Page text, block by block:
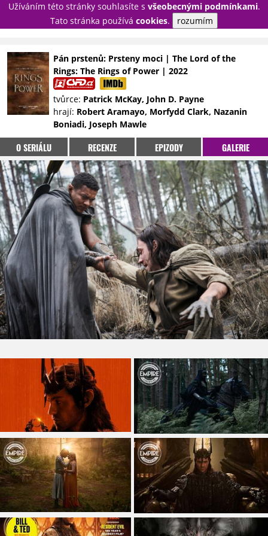
Užíváním této stránky souhlasíte s všeobecnými podmínkami.
Tato stránka používá cookies. rozumím
PŘIHLÁSIT
NOVINKY
TÉMATA
RECENZE
EPIZODY
KULT
TRAILERY
GALERIE
DISKUZE
STATISTIKY
TIRÁŽ
Pán prstenů: Prsteny moci | The Lord of the
Rings: The Rings of Power | 2022
tvůrce: Patrick McKay, John D. Payne
hrají: Robert Aramayo, Morfydd Clark, Nazanin
Boniadi, Joseph Mawle
O SERIÁLU RECENZE EPIZODY GALERIE